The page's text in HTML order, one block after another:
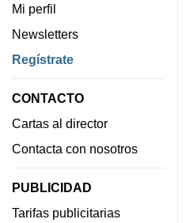
Mi perfil
Newsletters
Regístrate
CONTACTO
Cartas al director
Contacta con nosotros
PUBLICIDAD
Tarifas publicitarias